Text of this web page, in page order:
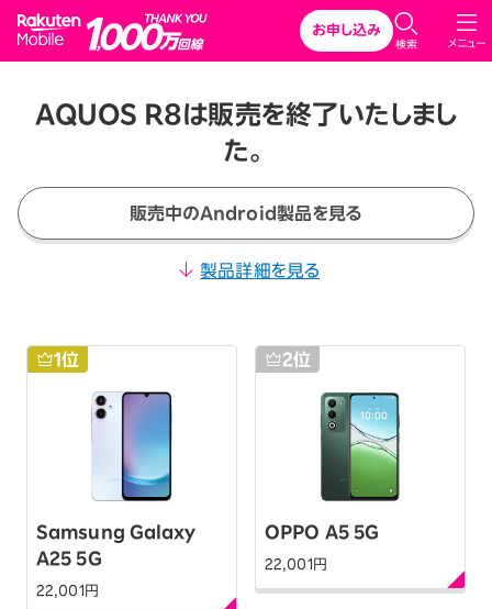
Rakuten Mobile
メニュー
検索
お申し込み
AQUOS R8は販売を終了いたしまし
た。
販売中のAndroid製品を見る
製品詳細を見る
1位
Samsung Galaxy
A25 5G
22,001 円
2位
OPPO A5 5G
22,001 円